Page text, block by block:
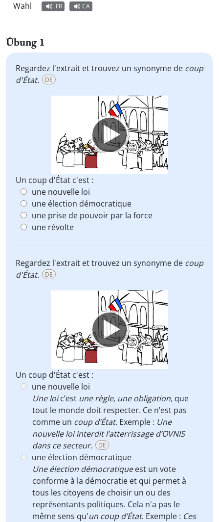
Wahl
FR CA
Übung 1
Regardez l'extrait et trouvez un synonyme de coup
d'État.
DE
Un coup d'État c'est :
une nouvelle loi
une élection démocratique
une prise de pouvoir par la force
une révolte
Regardez l'extrait et trouvez un synonyme de coup
d'État.
DE
Un coup d'État c'est :
une nouvelle loi
Une loic’est une règle, une obligation, que
tout le monde doit respecter. Ce n’est pas
comme un coup d’État. Exemple : Une
nouvelle loi interdit l’atterrissage d’OVNIS
dans ce secteur.
DE
une élection démocratique
Une élection démocratiqueest un vote
conforme à la démocratie et qui permet à
tous les citoyens de choisir un ou des
représentants politiques. Cela n'a pas le
même sens qu'un coup d’État. Exemple : Ces